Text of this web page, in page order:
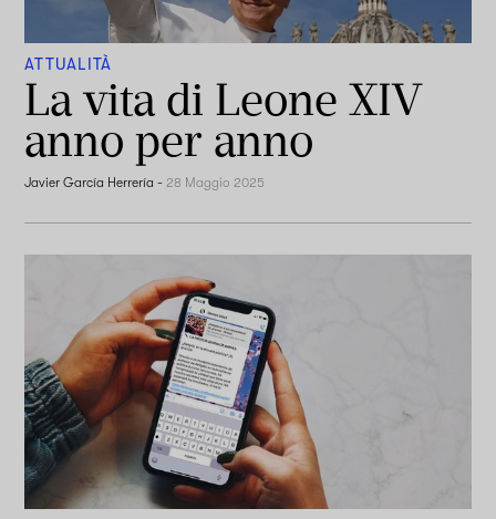
ATTUALITÀ
La vita di Leone XIV
anno per anno
Javier García Herrería - 28 Maggio 2025